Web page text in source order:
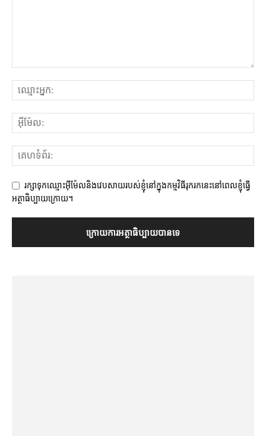
រក្សាទុកឈ្មោះអ៊ីម៉ែលនិងវេបសាយរបស់ខ្ញុំនៅក្នុងកម្មវិធីរុករកនេះនៅពេលខ្ញុំធ្វើ
អត្ថាធិប្បាយក្រោយ។